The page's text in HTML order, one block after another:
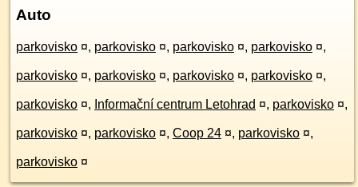
Auto
parkovisko ¤, parkovisko ¤, parkovisko ¤, parkovisko ¤,
parkovisko ¤, parkovisko ¤, parkovisko ¤, parkovisko ¤,
parkovisko ¤, Informační centrum Letohrad ¤, parkovisko ¤,
parkovisko ¤, parkovisko ¤, Coop 24 ¤, parkovisko ¤,
parkovisko ¤